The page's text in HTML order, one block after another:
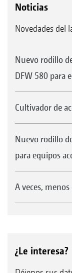
Noticias
Novedades del
Nuevo rodillo
DFW 580 para
Cultivador de
Nuevo rodillo
para equipos
A veces, menos
¿Le interesa?